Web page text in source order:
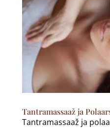
Tantramassaaž ja
Tantramassaaž ja